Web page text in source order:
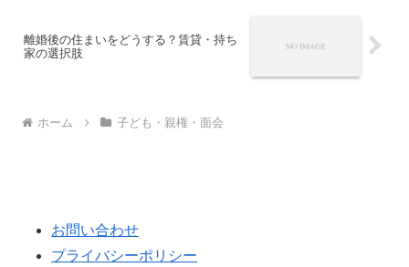
離婚後の住まいをどうする？賃貸・持ち
家の選択肢
ホーム 子ども・親権・面会
お問い合わせ
プライバシーポリシー